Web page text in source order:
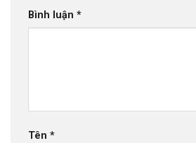
Bình luận *
Tên *